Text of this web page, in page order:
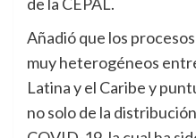
Añadió que los
muy heterogéneos
Latina y el Caribe y
no solo de la